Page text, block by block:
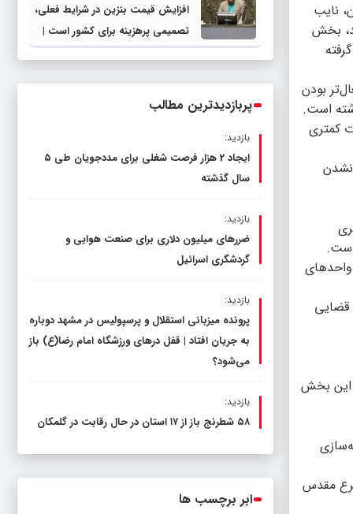
نایب
بخش
بودن
است.
کمتری
قضایی
این بخش
مقدس
افزایش قیمت بنزین در شرایط فعلی،
تصمیمی پرهزینه برای کشور است |
دولت، قاچاق سوخت و عوامل اصلی
پربازدیدترین مطالب
بازدید:
ایجاد 2 هزار فرصت شغلی برای مددجویان طی ۵
سال گذشته
بازدید:
ضررهای میلیون دلاری برای صنعت هوایی و
گردشگری اسرائیل
بازدید:
پرونده میزبانی استقلال و پرسپولیس در مشهد دوباره
به جریان افتاد | قفل در‌های ورزشگاه امام رضا(ع) باز
می‌شود؟
بازدید:
۵۸ شطرنج‌ باز از ۱۷ استان در حال رقابت در گلمکان
ابر برچسب ها